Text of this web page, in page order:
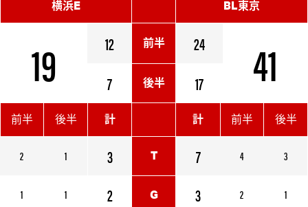
横浜E BL東京
19 12 前半 24 41
7 後半 17
前半 後半
2 1
1 1
計 計
3 T
7
2
G
3
前半 後半
4 3
2 1